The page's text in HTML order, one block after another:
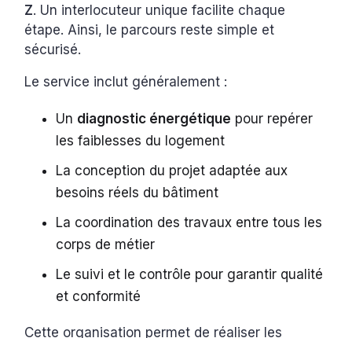
Z. Un interlocuteur unique facilite chaque
étape. Ainsi, le parcours reste simple et
sécurisé.
Le service inclut généralement :
Un diagnostic énergétique pour repérer
les faiblesses du logement
La conception du projet adaptée aux
besoins réels du bâtiment
La coordination des travaux entre tous les
corps de métier
Le suivi et le contrôle pour garantir qualité
et conformité
Cette organisation permet de réaliser les